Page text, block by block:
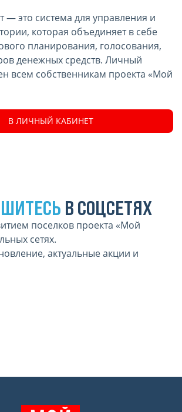
— это система для управления и
которая объединяет в себе
планирования, голосования,
денежных средств. Личный
всем собственникам проекта «Мой
В ЛИЧНЫЙ КАБИНЕТ
В СОЦСЕТЯХ
поселков проекта «Мой
сетях.
актуальные акции и